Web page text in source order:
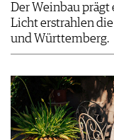
Der Weinbau
Licht erstrahlen
und Württemberg.